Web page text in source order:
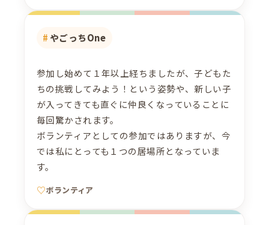
やごっちOne
参加し始めて１年以上経ちましたが、子どもた
ちの挑戦してみよう！という姿勢や、新しい子
が入ってきても直ぐに仲良くなっていることに
毎回驚かされます。
ボランティアとしての参加ではありますが、今
では私にとっても１つの居場所となっていま
す。
ボランティア